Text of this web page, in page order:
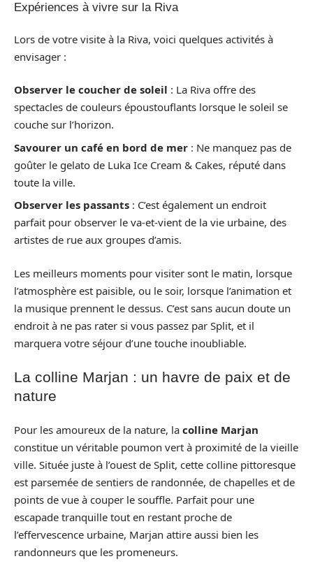
Expériences à vivre sur la Riva
Lors de votre visite à la Riva, voici quelques activités à
envisager :
Observer le coucher de soleil : La Riva offre des
spectacles de couleurs époustouflants lorsque le soleil se
couche sur l’horizon.
Savourer un café en bord de mer : Ne manquez pas de
goûter le gelato de Luka Ice Cream & Cakes, réputé dans
toute la ville.
Observer les passants : C’est également un endroit
parfait pour observer le va-et-vient de la vie urbaine, des
artistes de rue aux groupes d’amis.
Les meilleurs moments pour visiter sont le matin, lorsque
l’atmosphère est paisible, ou le soir, lorsque l’animation et
la musique prennent le dessus. C’est sans aucun doute un
endroit à ne pas rater si vous passez par Split, et il
marquera votre séjour d’une touche inoubliable.
La colline Marjan : un havre de paix et de
nature
Pour les amoureux de la nature, la colline Marjan
constitue un véritable poumon vert à proximité de la vieille
ville. Située juste à l’ouest de Split, cette colline pittoresque
est parsemée de sentiers de randonnée, de chapelles et de
points de vue à couper le souffle. Parfait pour une
escapade tranquille tout en restant proche de
l’effervescence urbaine, Marjan attire aussi bien les
randonneurs que les promeneurs.